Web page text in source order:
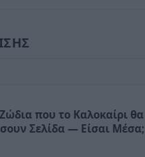
που το Καλοκαίρι θα
Σελίδα — Είσαι Μέσα;